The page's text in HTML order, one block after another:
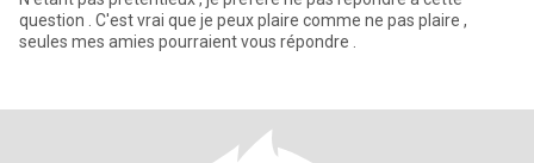
question . C'est vrai que je peux plaire comme ne pas plaire ,
seules mes amies pourraient vous répondre .